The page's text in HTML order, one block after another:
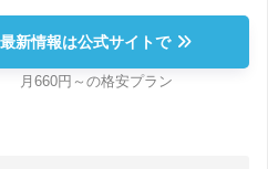
最新情報は公式サイトで
月660円～の格安プラン